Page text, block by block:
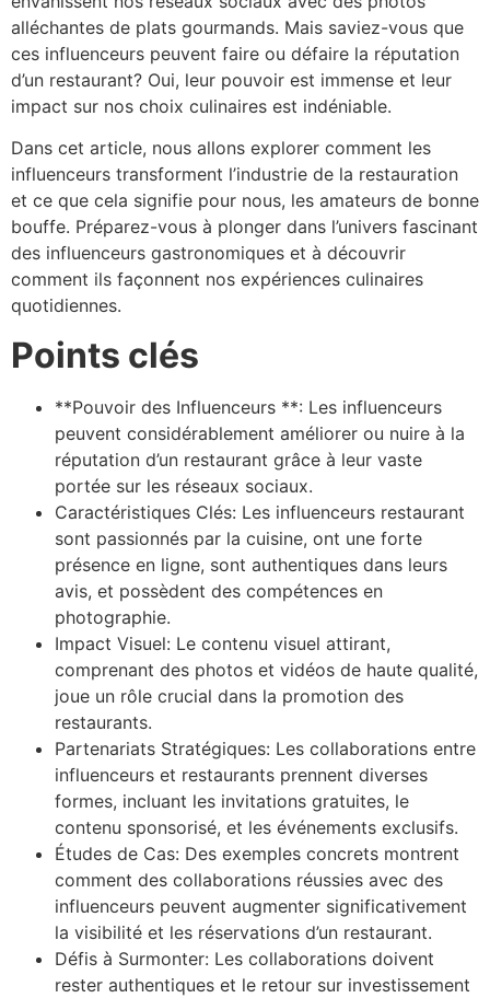
alléchantes de plats gourmands. Mais saviez-vous que
ces influenceurs peuvent faire ou défaire la réputation
d’un restaurant? Oui, leur pouvoir est immense et leur
impact sur nos choix culinaires est indéniable.
Dans cet article, nous allons explorer comment les
influenceurs transforment l’industrie de la restauration
et ce que cela signifie pour nous, les amateurs de bonne
bouffe. Préparez-vous à plonger dans l’univers fascinant
des influenceurs gastronomiques et à découvrir
comment ils façonnent nos expériences culinaires
quotidiennes.
Points clés
**Pouvoir des Influenceurs **: Les influenceurs
peuvent considérablement améliorer ou nuire à la
réputation d’un restaurant grâce à leur vaste
portée sur les réseaux sociaux.
Caractéristiques Clés: Les influenceurs restaurant
sont passionnés par la cuisine, ont une forte
présence en ligne, sont authentiques dans leurs
avis, et possèdent des compétences en
photographie.
Impact Visuel: Le contenu visuel attirant,
comprenant des photos et vidéos de haute qualité,
joue un rôle crucial dans la promotion des
restaurants.
Partenariats Stratégiques: Les collaborations entre
influenceurs et restaurants prennent diverses
formes, incluant les invitations gratuites, le
contenu sponsorisé, et les événements exclusifs.
Études de Cas: Des exemples concrets montrent
comment des collaborations réussies avec des
influenceurs peuvent augmenter significativement
la visibilité et les réservations d’un restaurant.
Défis à Surmonter: Les collaborations doivent
rester authentiques et le retour sur investissement